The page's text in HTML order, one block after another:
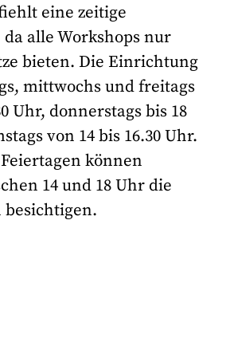
eine zeitige
alle Workshops nur
bieten. Die Einrichtung
mittwochs und freitags
Uhr, donnerstags bis 18
von 14 bis 16.30 Uhr.
können
14 und 18 Uhr die
besichtigen.